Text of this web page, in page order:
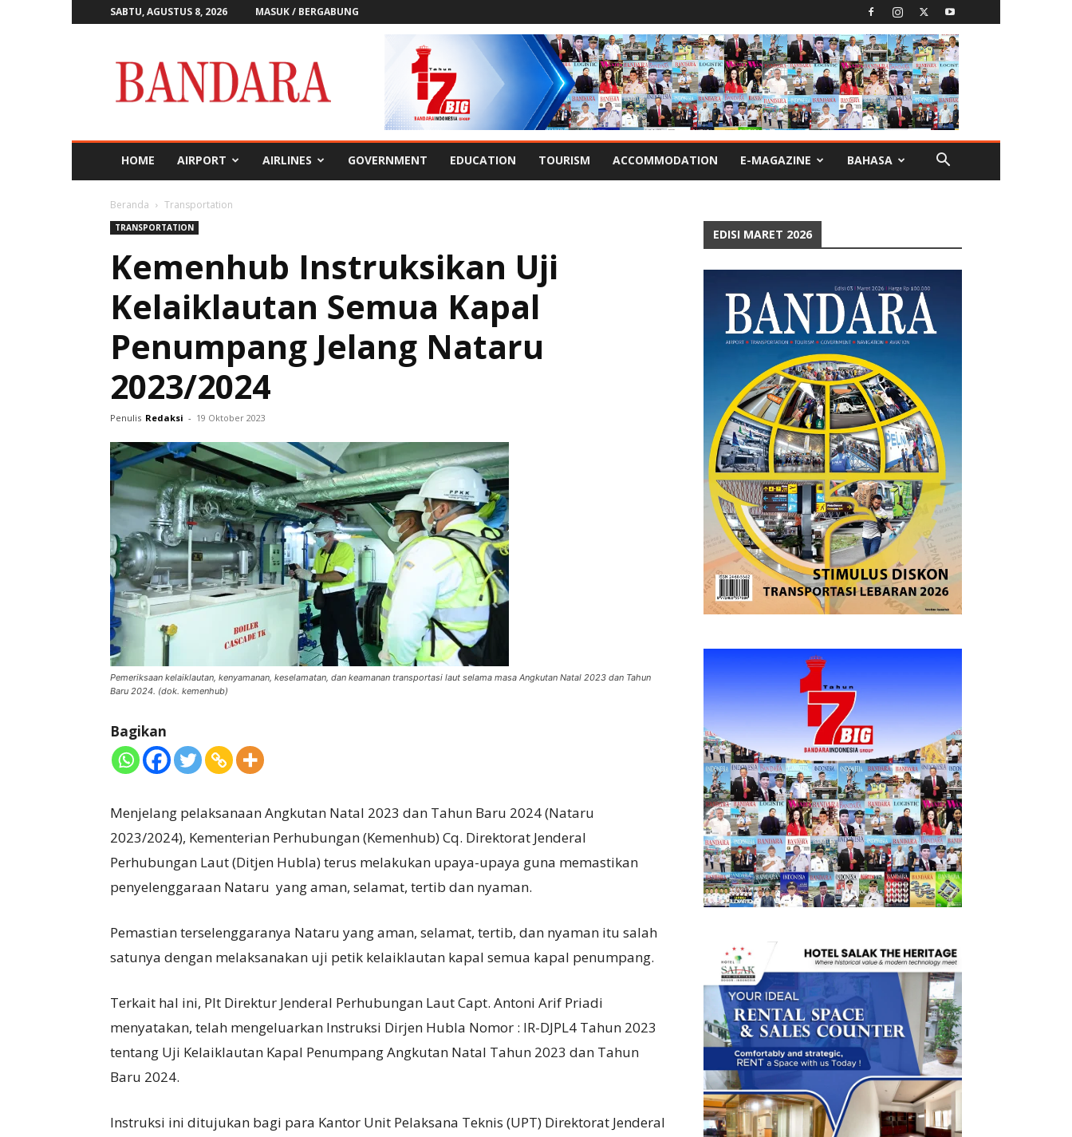
SABTU, AGUSTUS 8, 2026 MASUK / BERGABUNG
Bandara
HOME AIRPORT AIRLINES GOVERNMENT EDUCATION TOURISM ACCOMMODATION E-MAGAZINE BAHASA
Beranda Transportation
TRANSPORTATION
Kemenhub Instruksikan Uji
Kelaiklautan Semua Kapal
Penumpang Jelang Nataru
2023/2024
Penulis Redaksi - 19 Oktober 2023
Pemeriksaan kelaiklautan, kenyamanan, keselamatan, dan keamanan transportasi laut selama masa Angkutan Natal 2023 dan Tahun
Baru 2024. (dok. kemenhub)
Bagikan
Menjelang pelaksanaan Angkutan Natal 2023 dan Tahun Baru 2024 (Nataru
2023/2024), Kementerian Perhubungan (Kemenhub) Cq. Direktorat Jenderal
Perhubungan Laut (Ditjen Hubla) terus melakukan upaya-upaya guna memastikan
penyelenggaraan Nataru yang aman, selamat, tertib dan nyaman.
Pemastian terselenggaranya Nataru yang aman, selamat, tertib, dan nyaman itu salah
satunya dengan melaksanakan uji petik kelaiklautan kapal semua kapal penumpang.
Terkait hal ini, Plt Direktur Jenderal Perhubungan Laut Capt. Antoni Arif Priadi
menyatakan, telah mengeluarkan Instruksi Dirjen Hubla Nomor : IR-DJPL4 Tahun 2023
tentang Uji Kelaiklautan Kapal Penumpang Angkutan Natal Tahun 2023 dan Tahun
Baru 2024.
Instruksi ini ditujukan bagi para Kantor Unit Pelaksana Teknis (UPT) Direktorat Jenderal
EDISI MARET 2026